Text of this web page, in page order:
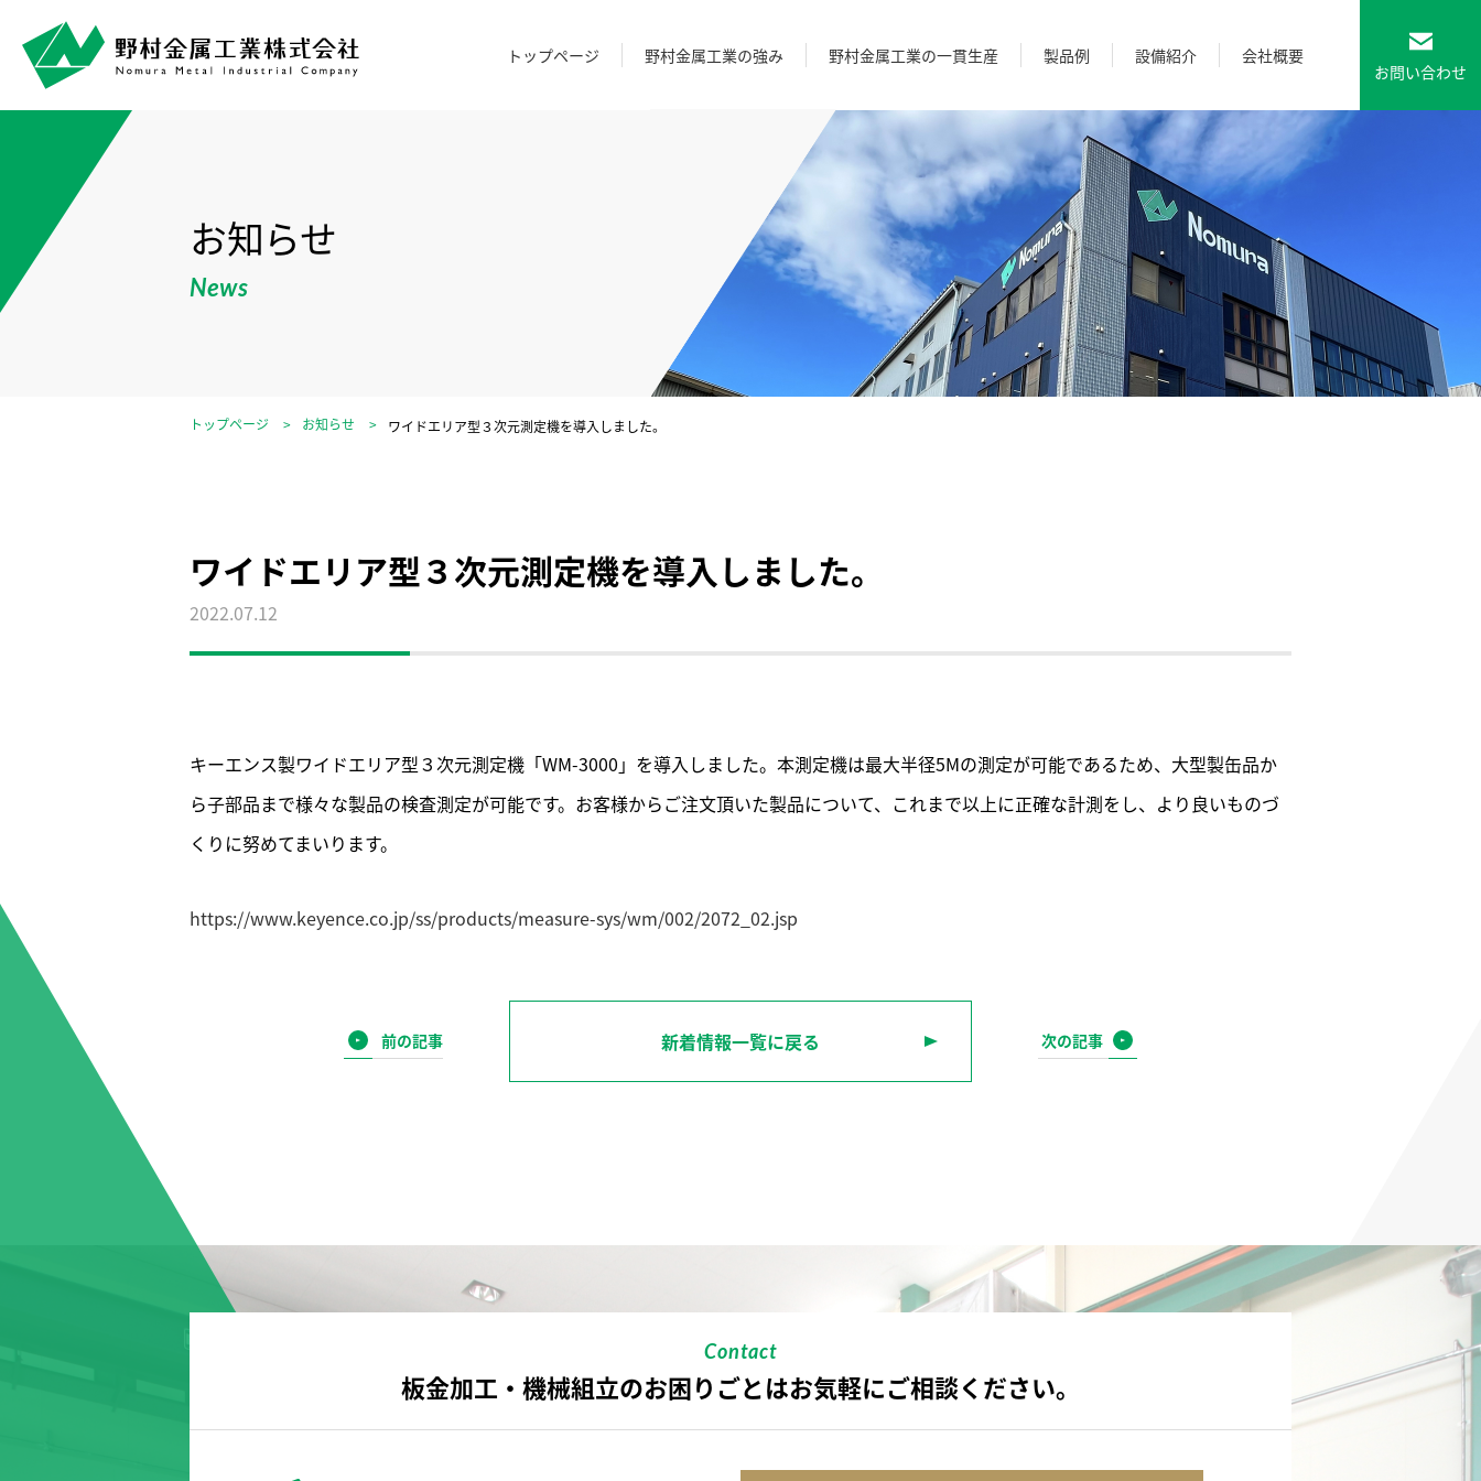
トップページ 野村金属工業の強み 野村金属工業の一貫生産 製品例 設備紹介 会社概要
お問い合わせ
お知らせ
News
トップページ お知らせ ワイドエリア型３次元測定機を導入しました。
ワイドエリア型３次元測定機を導入しました。
2022.07.12
キーエンス製ワイドエリア型３次元測定機「WM-3000」を導入しました。本測定機は最大半径5Mの測定が可能であるため、大型製缶品か
ら子部品まで様々な製品の検査測定が可能です。お客様からご注文頂いた製品について、これまで以上に正確な計測をし、より良いものづ
くりに努めてまいります。
https://www.keyence.co.jp/ss/products/measure-sys/wm/002/2072_02.jsp
前の記事 新着情報一覧に戻る 次の記事
Contact
板金加工・機械組立のお困りごとはお気軽にご相談ください。